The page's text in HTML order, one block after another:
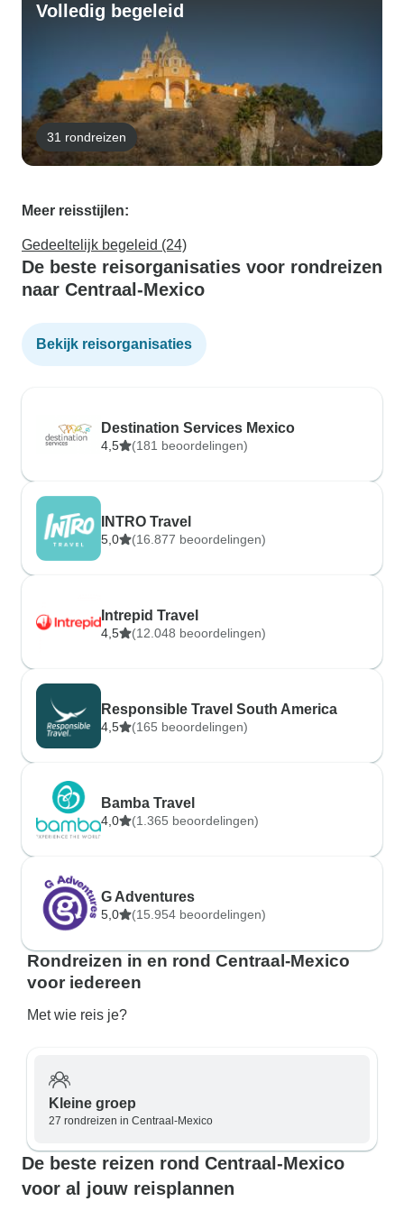
Volledig begeleid
31 rondreizen
Meer reisstijlen:
Gedeeltelijk begeleid (24)
De beste reisorganisaties voor rondreizen
naar Centraal-Mexico
Bekijk reisorganisaties
Destination Services Mexico
4,5 (181 beoordelingen)
INTRO Travel
5,0 (16.877 beoordelingen)
Intrepid Travel
4,5 (12.048 beoordelingen)
Responsible Travel South America
4,5 (165 beoordelingen)
Bamba Travel
4,0 (1.365 beoordelingen)
G Adventures
5,0 (15.954 beoordelingen)
Rondreizen in en rond Centraal-Mexico
voor iedereen
Met wie reis je?
Kleine groep
27 rondreizen in Centraal-Mexico
De beste reizen rond Centraal-Mexico
voor al jouw reisplannen